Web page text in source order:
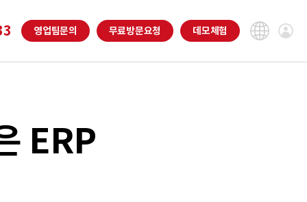
영업팀문의 무료방문요청 데모체험
ERP